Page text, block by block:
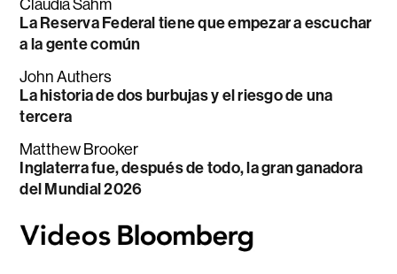
Claudia Sahm
La Reserva Federal tiene que empezar a escuchar
a la gente común
John Authers
La historia de dos burbujas y el riesgo de una
tercera
Matthew Brooker
Inglaterra fue, después de todo, la gran ganadora
del Mundial 2026